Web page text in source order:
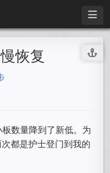
恢复
数量降到了新低。为
都是护士登门到我的